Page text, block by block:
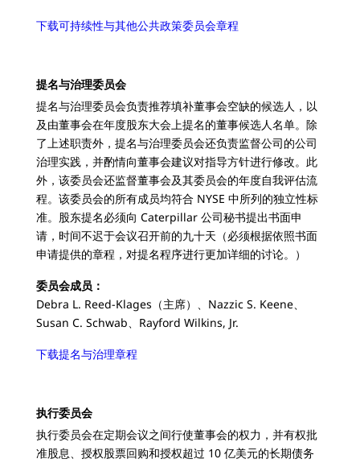
下载可持续性与其他公共政策委员会章程
提名与治理委员会
提名与治理委员会负责推荐填补董事会空缺的候选人，以
及由董事会在年度股东大会上提名的董事候选人名单。除
了上述职责外，提名与治理委员会还负责监督公司的公司
治理实践，并酌情向董事会建议对指导方针进行修改。此
外，该委员会还监督董事会及其委员会的年度自我评估流
程。该委员会的所有成员均符合 NYSE 中所列的独立性标
准。股东提名必须向 Caterpillar 公司秘书提出书面申
请，时间不迟于会议召开前的九十天（必须根据依照书面
申请提供的章程，对提名程序进行更加详细的讨论。）
委员会成员：
Debra L. Reed-Klages（主席）、Nazzic S. Keene、
Susan C. Schwab、Rayford Wilkins, Jr.
下载提名与治理章程
执行委员会
执行委员会在定期会议之间行使董事会的权力，并有权批
准股息、授权股票回购和授权超过 10 亿美元的长期债务